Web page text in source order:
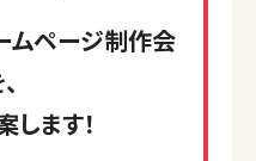
ムページ制作会
します！